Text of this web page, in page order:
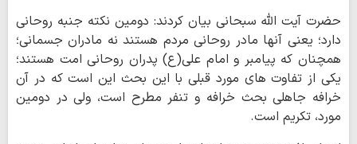
حضرت آیت الله سبحانی بیان کردند: دومین نکته جنبه روحانی
دارد؛ یعنی آنها مادر روحانی مردم هستند نه مادران جسمانی؛
همچنان که پیامبر و امام علی(ع) پدران روحانی امت هستند؛
یکی از تفاوت های مورد قبلی با این بحث این است که در آن
خرافه جاهلی بحث خرافه و تنفر مطرح است، ولی در دومین
مورد، تکریم است.